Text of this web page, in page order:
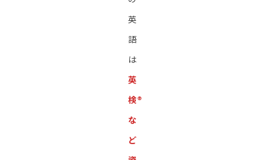
英
語
は
英
検®︎
な
ど